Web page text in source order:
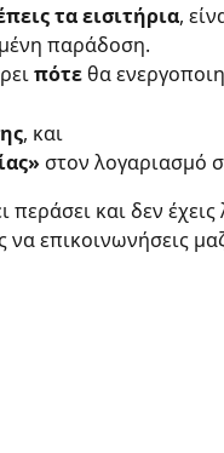
τα εισιτήρια,
παράδοση.
πότε θα
, και
στον λογαριασμό
και δεν έχεις
επικοινωνήσεις